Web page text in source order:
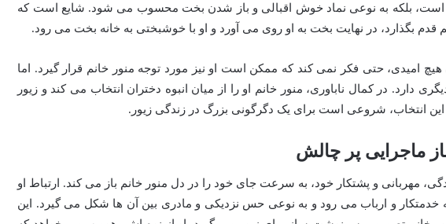
بلکه به نوعی نماد خوش اقبالی و باز شدن بخت محسوب می شود. شایع است که
قدم بگذارد، در نهایت بخت به او روی می آورد و او با خوشبختی به خانه بخت می رود.
هیچ امیدی، حتی فکر نمی کند که ممکن است او نیز مورد توجه منور خانم قرار گیرد. اما
دارد. در کمال ناباوری، منور خانم او را از میان انبوه دختران انتخاب می کند و زیور
انتخاب، شروعی است برای یک دگرگونی بزرگ در زندگی زیور.
ماجرایی پر چالش
مهربانی و پشتکار خود، به سرعت جای خود را در دل منور خانم باز می کند. ارتباط او
خدمتکار و ارباب می رود و به نوعی حس نزدیکی و مادری بین آن ها شکل می گیرد. این